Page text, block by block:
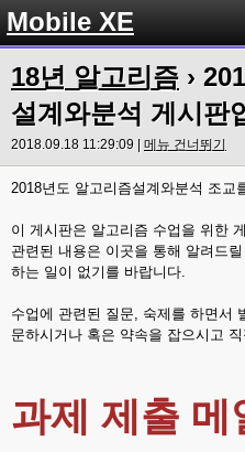
Mobile XE
18년 알고리즘 ›
설계와분석 게시판
2018.09.18 11:29:09 | 메뉴 건너뛰기
2018년도 알고리즘설계와분석 조교
이 게시판은 알고리즘 수업을 위한
관련된 내용은 이곳을 통해 알려드
하는 일이 없기를 바랍니다.
수업에 관련된 질문, 숙제를 하면서
문하시거나 혹은 약속을 잡으시고
과제 제출 메